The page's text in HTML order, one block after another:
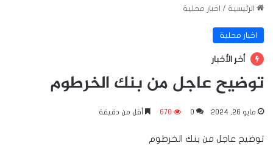
الرئيسية / اخبار محلية
اخبار محلية
أخر الأخبار
توضيح عاجل من بنك الخرطوم
مايو 26, 2024 0
670 أقل من دقيقة
توضيح عاجل من بنك الخرطوم